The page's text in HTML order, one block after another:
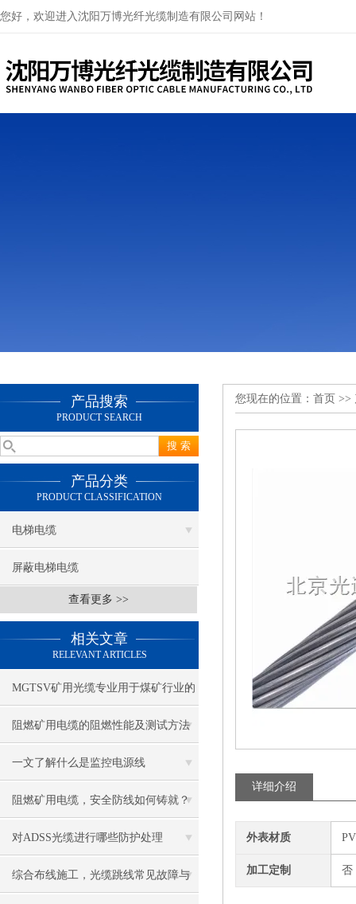
您好，欢迎进入沈阳万博光纤光缆制造有限公司网站！
产品搜索
PRODUCT SEARCH
产品分类
PRODUCT CLASSIFICATION
电梯电缆
屏蔽电梯电缆
查看更多 >>
相关文章
RELEVANT ARTICLES
MGTSV矿用光缆专业用于煤矿行业的
通讯光缆
阻燃矿用电缆的阻燃性能及测试方法
一文了解什么是监控电源线
阻燃矿用电缆，安全防线如何铸就？
对ADSS光缆进行哪些防护处理
综合布线施工，光缆跳线常见故障与
您现在的位置： 首页 >>
详细介绍
外表材质
加工定制 否